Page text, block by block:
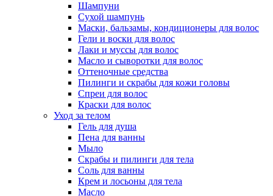
Шампуни
Сухой шампунь
Маски, бальзамы, кондиционеры для волос
Гели и воски для волос
Лаки и муссы для волос
Масло и сыворотки для волос
Оттеночные средства
Пилинги и скрабы для кожи головы
Спреи для волос
Краски для волос
Уход за телом
Гель для душа
Пена для ванны
Мыло
Скрабы и пилинги для тела
Соль для ванны
Крем и лосьоны для тела
Масло